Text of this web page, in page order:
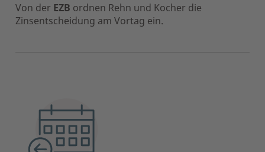
Von der EZB ordnen Rehn und Kocher die
Zinsentscheidung am Vortag ein.